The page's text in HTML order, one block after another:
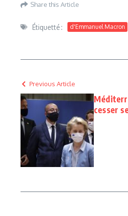
Share this Article
Étiquetté : d'Emmanuel Macron
Previous Article
cesser